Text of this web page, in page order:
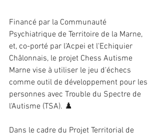
Financé par la Communauté
Psychiatrique de Territoire de la Marne,
et, co-porté par l'Acpei et l'Echiquier
Châlonnais, le projet Chess Autisme
Marne vise à utiliser le jeu d'échecs
comme outil de développement pour les
personnes avec Trouble du Spectre de
l'Autisme (TSA). ♟️
Dans le cadre du Projet Territorial de